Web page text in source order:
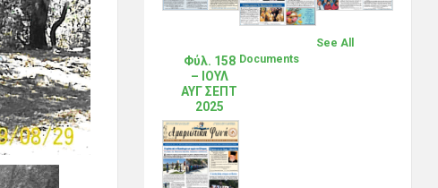
Φύλ. 158
– ΙΟΥΛ
ΑΥΓ ΣΕΠΤ
2025
See All
Documents